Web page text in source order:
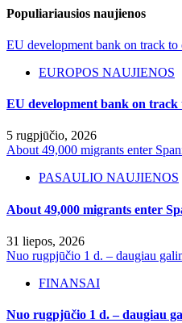
Populiariausios naujienos
EU development bank on track
EUROPOS NAUJIENOS
EU development bank on track
5 rugpjūčio, 2026
About 49,000 migrants enter
PASAULIO NAUJIENOS
About 49,000 migrants enter
31 liepos, 2026
Nuo rugpjūčio 1 d. – daugiau
FINANSAI
Nuo rugpjūčio 1 d. – daugiau